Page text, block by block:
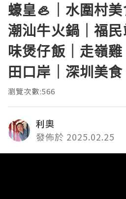
蠔皇🦪｜水圍村
潮汕牛火鍋｜福
味煲仔飯｜走嶺
田口岸｜深圳美
瀏覽次數:566
利奧
發佈於 2025.02.25